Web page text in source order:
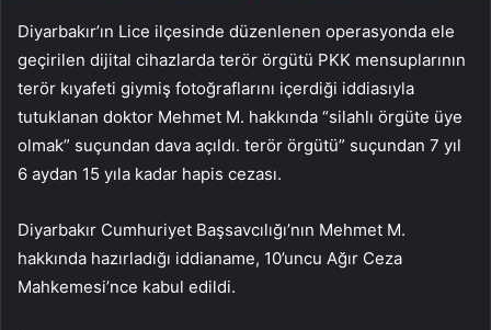
Diyarbakır’ın Lice ilçesinde düzenlenen operasyonda ele
geçirilen dijital cihazlarda terör örgütü PKK mensuplarının
terör kıyafeti giymiş fotoğraflarını içerdiği iddiasıyla
tutuklanan doktor Mehmet M. hakkında “silahlı örgüte üye
olmak” suçundan dava açıldı. terör örgütü” suçundan 7 yıl
6 aydan 15 yıla kadar hapis cezası.
Diyarbakır Cumhuriyet Başsavcılığı’nın Mehmet M.
hakkında hazırladığı iddianame, 10’uncu Ağır Ceza
Mahkemesi’nce kabul edildi.